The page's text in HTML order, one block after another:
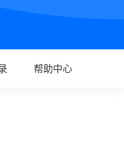
帮助中心